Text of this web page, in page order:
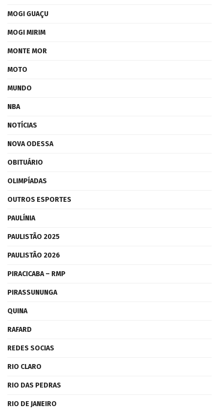
MOGI GUAÇU
MOGI MIRIM
MONTE MOR
MOTO
MUNDO
NBA
NOTÍCIAS
NOVA ODESSA
OBITUÁRIO
OLIMPÍADAS
OUTROS ESPORTES
PAULÍNIA
PAULISTÃO 2025
PAULISTÃO 2026
PIRACICABA – RMP
PIRASSUNUNGA
QUINA
RAFARD
REDES SOCIAS
RIO CLARO
RIO DAS PEDRAS
RIO DE JANEIRO